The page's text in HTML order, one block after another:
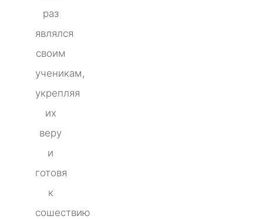
раз
являлся
своим
ученикам,
укрепляя
их
веру
и
готовя
к
сошествию